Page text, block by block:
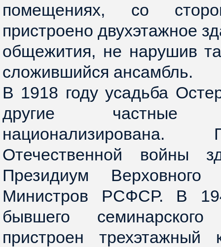
помещениях, со
пристроено двухэтажное
общежития, не нарушив
сложившийся ансамбль.
В 1918 году усадьба
другие
Отечественной войны
Президиум
Министров РСФСР. В
бывшего
пристроен трехэтажный